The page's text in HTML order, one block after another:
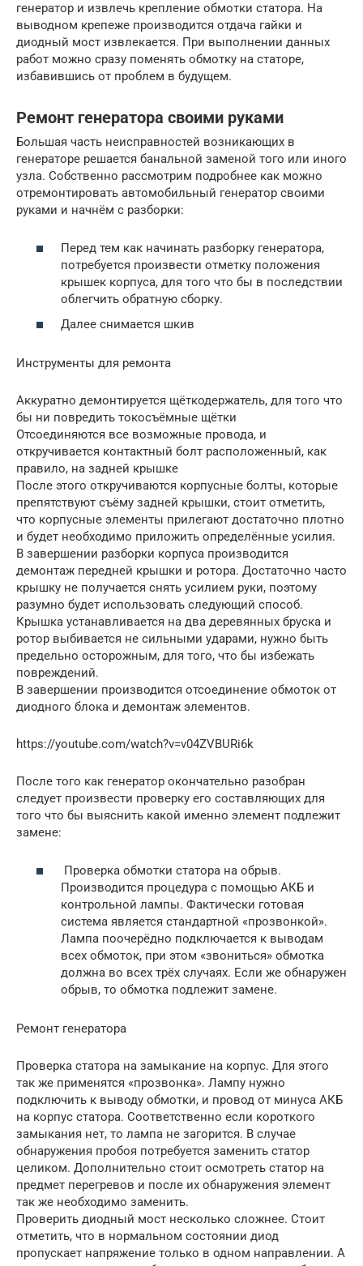
генератор и извлечь крепление обмотки статора. На
выводном крепеже производится отдача гайки и
диодный мост извлекается. При выполнении данных
работ можно сразу поменять обмотку на статоре,
избавившись от проблем в будущем.
Ремонт генератора своими руками
Большая часть неисправностей возникающих в
генераторе решается банальной заменой того или иного
узла. Собственно рассмотрим подробнее как можно
отремонтировать автомобильный генератор своими
руками и начнём с разборки:
Перед тем как начинать разборку генератора,
потребуется произвести отметку положения
крышек корпуса, для того что бы в последствии
облегчить обратную сборку.
Далее снимается шкив
Инструменты для ремонта
Аккуратно демонтируется щёткодержатель, для того что
бы ни повредить токосъёмные щётки
Отсоединяются все возможные провода, и
откручивается контактный болт расположенный, как
правило, на задней крышке
После этого откручиваются корпусные болты, которые
препятствуют съёму задней крышки, стоит отметить,
что корпусные элементы прилегают достаточно плотно
и будет необходимо приложить определённые усилия.
В завершении разборки корпуса производится
демонтаж передней крышки и ротора. Достаточно часто
крышку не получается снять усилием руки, поэтому
разумно будет использовать следующий способ.
Крышка устанавливается на два деревянных бруска и
ротор выбивается не сильными ударами, нужно быть
предельно осторожным, для того, что бы избежать
повреждений.
В завершении производится отсоединение обмоток от
диодного блока и демонтаж элементов.
https://youtube.com/watch?v=v04ZVBURi6k
После того как генератор окончательно разобран
следует произвести проверку его составляющих для
того что бы выяснить какой именно элемент подлежит
замене:
Проверка обмотки статора на обрыв.
Производится процедура с помощью АКБ и
контрольной лампы. Фактически готовая
система является стандартной «прозвонкой».
Лампа поочерёдно подключается к выводам
всех обмоток, при этом «звониться» обмотка
должна во всех трёх случаях. Если же обнаружен
обрыв, то обмотка подлежит замене.
Ремонт генератора
Проверка статора на замыкание на корпус. Для этого
так же применятся «прозвонка». Лампу нужно
подключить к выводу обмотки, и провод от минуса АКБ
на корпус статора. Соответственно если короткого
замыкания нет, то лампа не загорится. В случае
обнаружения пробоя потребуется заменить статор
целиком. Дополнительно стоит осмотреть статор на
предмет перегревов и после их обнаружения элемент
так же необходимо заменить.
Проверить диодный мост несколько сложнее. Стоит
отметить, что в нормальном состоянии диод
пропускает напряжение только в одном направлении. А